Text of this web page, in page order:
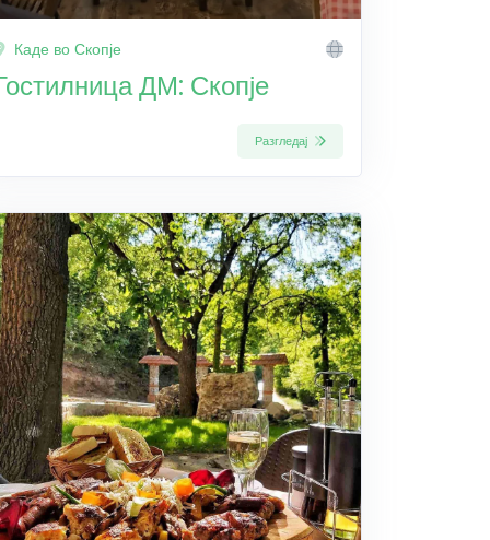
Каде во Скопје
ДМ: Скопје
Разгледај